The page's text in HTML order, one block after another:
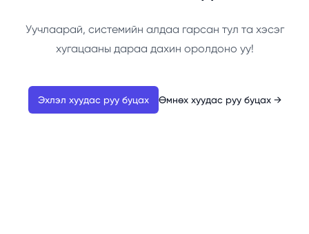
Уучлаарай, системийн алдаа гарсан тул та хэсэг
хугацааны дараа дахин оролдоно уу!
Эхлэл хуудас руу буцах Өмнөх хуудас руу буцах →